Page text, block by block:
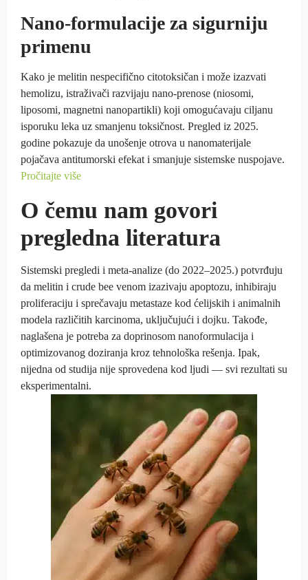
Nano‑formulacije za sigurniju
primenu
Kako je melitin nespecifično citotoksičan i može izazvati
hemolizu, istraživači razvijaju nano‑prenose (niosomi,
liposomi, magnetni nanopartikli) koji omogućavaju ciljanu
isporuku leka uz smanjenu toksičnost. Pregled iz 2025.
godine pokazuje da unošenje otrova u nanomaterijale
pojačava antitumorski efekat i smanjuje sistemske nuspojave.
Pročitajte više
O čemu nam govori
pregledna literatura
Sistemski pregledi i meta-analize (do 2022–2025.) potvrđuju
da melitin i crude bee venom izazivaju apoptozu, inhibiraju
proliferaciju i sprečavaju metastaze kod ćelijskih i animalnih
modela različitih karcinoma, uključujući i dojku. Takođe,
naglašena je potreba za doprinosom nanoformulacija i
optimizovanog doziranja kroz tehnološka rešenja. Ipak,
nijedna od studija nije sprovedena kod ljudi — svi rezultati su
eksperimentalni.